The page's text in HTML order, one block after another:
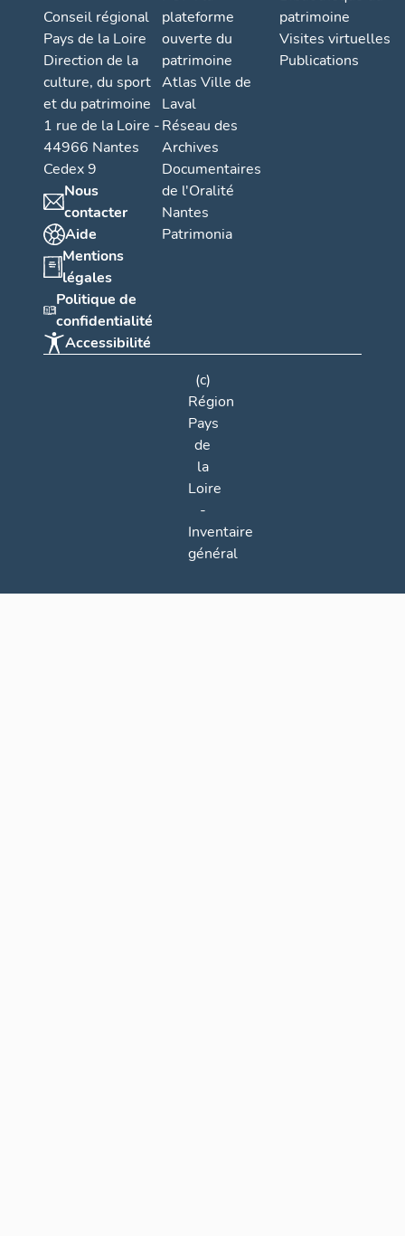
Conseil régional
Pays de la Loire
Direction de la
culture, du sport
et du patrimoine
1 rue de la Loire -
44966 Nantes
Cedex 9
Nous
contacter
Aide
Mentions
légales
Politique de
confidentialité
Accessibilité
plateforme
ouverte du
patrimoine
Atlas Ville de
Laval
Réseau des
Archives
Documentaires
de l'Oralité
Nantes
Patrimonia
patrimoine
Visites virtuelles
Publications
(c)
Région
Pays
de
la
Loire
-
Inventaire
général